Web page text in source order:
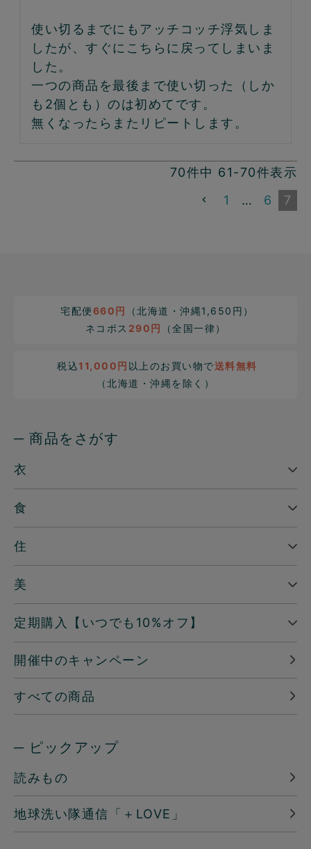
使い切るまでにもアッチコッチ浮気しま
したが、すぐにこちらに戻ってしまいま
した。
一つの商品を最後まで使い切った（しか
も2個とも）のは初めてです。
無くなったらまたリピートします。
70件中 61-70件表示
1
… 6 7
宅配便660円
（北海道・沖縄1,650円）
ネコポス 290円 （全国一律）
税込11,000円 以上のお買い物で送料無料
（北海道・沖縄を除く）
─ 商品をさがす
衣
食
住
美
定期購入【いつでも10%オフ】
開催中のキャンペーン
すべての商品
─ ピックアップ
読みもの
地球洗い隊通信「＋LOVE」